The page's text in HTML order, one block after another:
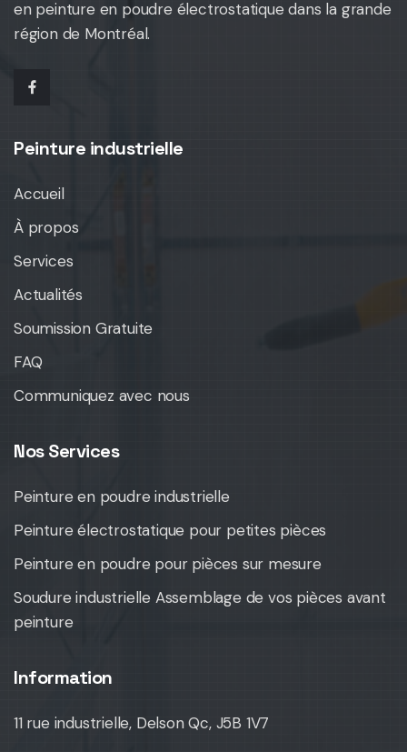
en peinture en poudre électrostatique dans la grande
région de Montréal.
facebook
Peinture industrielle
Accueil
À propos
Services
Actualités
Soumission Gratuite
FAQ
Communiquez avec nous
Nos Services
Peinture en poudre industrielle
Peinture électrostatique pour petites pièces
Peinture en poudre pour pièces sur mesure
Soudure industrielle Assemblage de vos pièces avant
peinture
Information
11 rue industrielle, Delson Qc, J5B 1V7